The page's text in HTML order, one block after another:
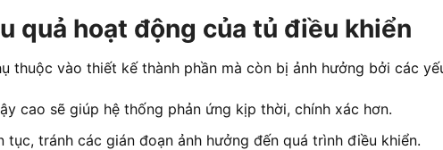
quả hoạt động của tủ điều khiển
thuộc vào thiết kế thành phần mà còn bị ảnh hưởng bởi các
cao sẽ giúp hệ thống phản ứng kịp thời, chính xác hơn.
tránh các gián đoạn ảnh hưởng đến quá trình điều khiển.